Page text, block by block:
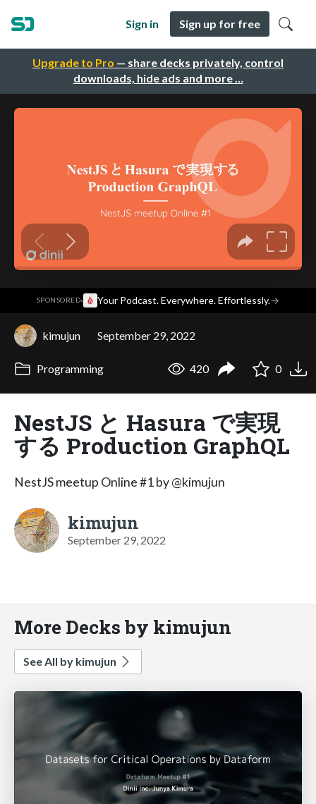
Upgrade to Pro — share decks privately, control
downloads, hide ads and more …
Sign in Sign up for free
SPONSORED· Your Podcast. Everywhere. Effortlessly.→
kimujun September 29, 2022
Programming 420 0
NestJS と Hasura で実現
する Production GraphQL
NestJS meetup Online #1 by @kimujun
kimujun
September 29, 2022
More Decks by kimujun
See All by kimujun